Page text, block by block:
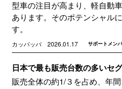
型車の注目が高まり、軽自動
あります。そのポテンシャル
す。
カッパッパ 2026.01.17 サポートメン
日本で最も販売台数の多いセ
販売全体の約1/３を占め、年